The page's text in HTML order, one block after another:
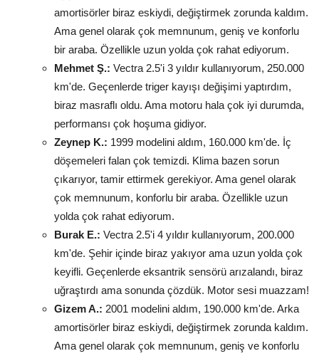
amortisörler biraz eskiydi, değiştirmek zorunda kaldım.
Ama genel olarak çok memnunum, geniş ve konforlu
bir araba. Özellikle uzun yolda çok rahat ediyorum.
Mehmet Ş.: Vectra 2.5'i 3 yıldır kullanıyorum, 250.000
km'de. Geçenlerde triger kayışı değişimi yaptırdım,
biraz masraflı oldu. Ama motoru hala çok iyi durumda,
performansı çok hoşuma gidiyor.
Zeynep K.: 1999 modelini aldım, 160.000 km'de. İç
döşemeleri falan çok temizdi. Klima bazen sorun
çıkarıyor, tamir ettirmek gerekiyor. Ama genel olarak
çok memnunum, konforlu bir araba. Özellikle uzun
yolda çok rahat ediyorum.
Burak E.: Vectra 2.5'i 4 yıldır kullanıyorum, 200.000
km'de. Şehir içinde biraz yakıyor ama uzun yolda çok
keyifli. Geçenlerde eksantrik sensörü arızalandı, biraz
uğraştırdı ama sonunda çözdük. Motor sesi muazzam!
Gizem A.: 2001 modelini aldım, 190.000 km'de. Arka
amortisörler biraz eskiydi, değiştirmek zorunda kaldım.
Ama genel olarak çok memnunum, geniş ve konforlu